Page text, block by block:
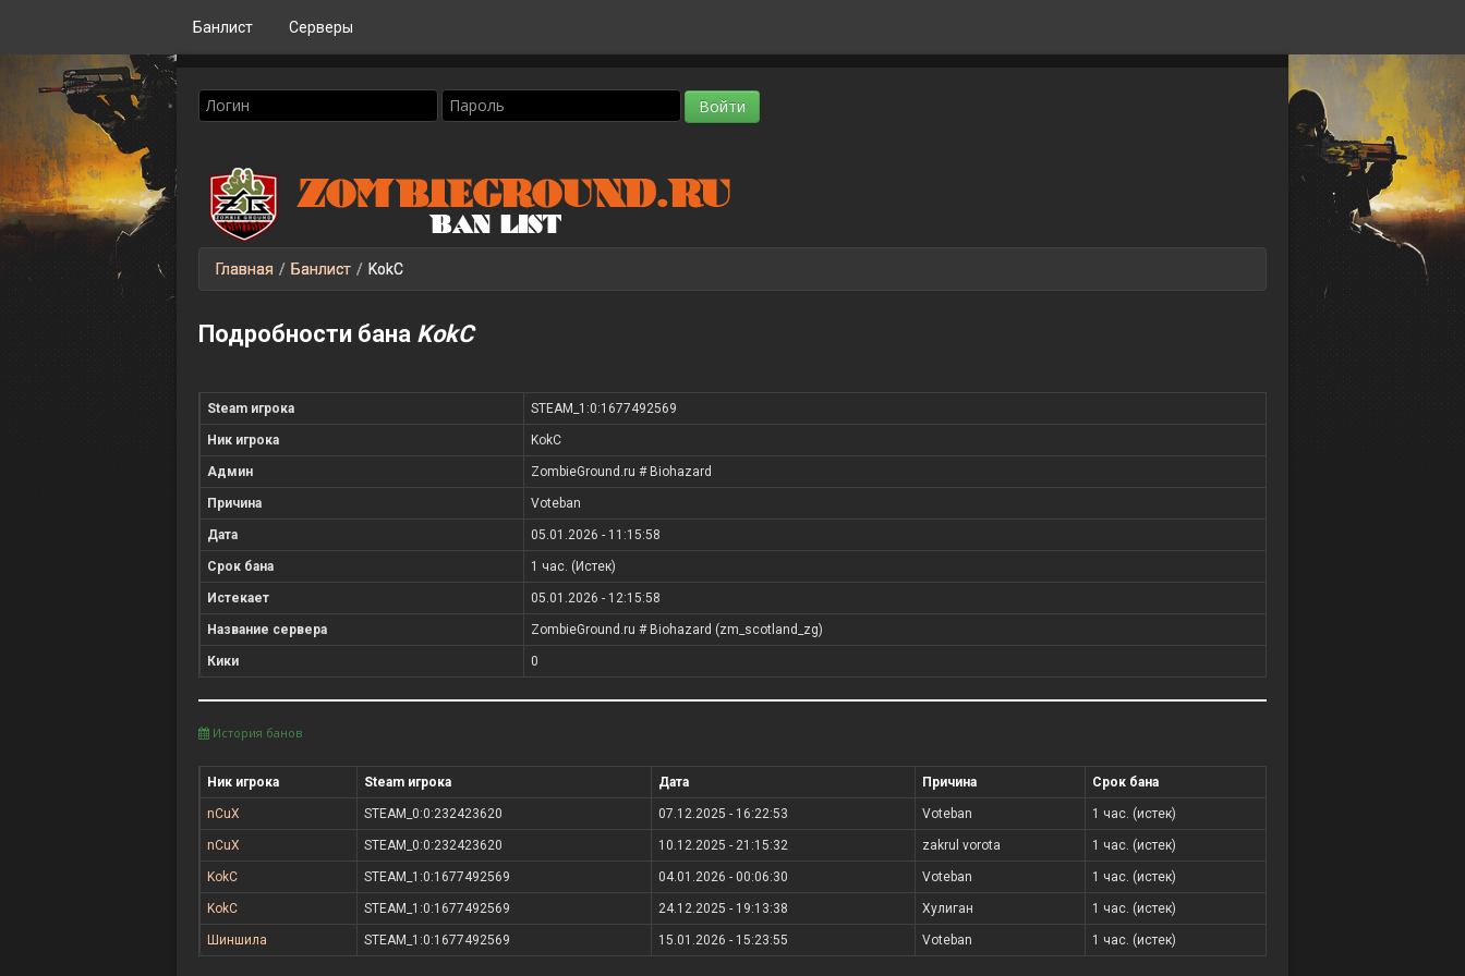
Банлист Серверы
Главная / Банлист / KokC
Подробности бана KokC
Steam игрока STEAM_1:0:1677492569
Ник игрока KokC
Админ ZombieGround.ru # Biohazard
Причина Voteban
Дата 05.01.2026 - 11:15:58
Срок бана 1 час. (Истек)
Истекает 05.01.2026 - 12:15:58
Название сервера ZombieGround.ru # Biohazard (zm_scotland_zg)
Кики 0
История банов
Ник игрока Steam игрока Дата Причина Срок бана
nCuX STEAM_0:0:232423620 07.12.2025 - 16:22:53 Voteban 1 час. (истек)
nCuX STEAM_0:0:232423620 10.12.2025 - 21:15:32 zakrul vorota 1 час. (истек)
KokC STEAM_1:0:1677492569 04.01.2026 - 00:06:30 Voteban 1 час. (истек)
KokC STEAM_1:0:1677492569 24.12.2025 - 19:13:38 Хулиган 1 час. (истек)
Шиншила STEAM_1:0:1677492569 15.01.2026 - 15:23:55 Voteban 1 час. (истек)